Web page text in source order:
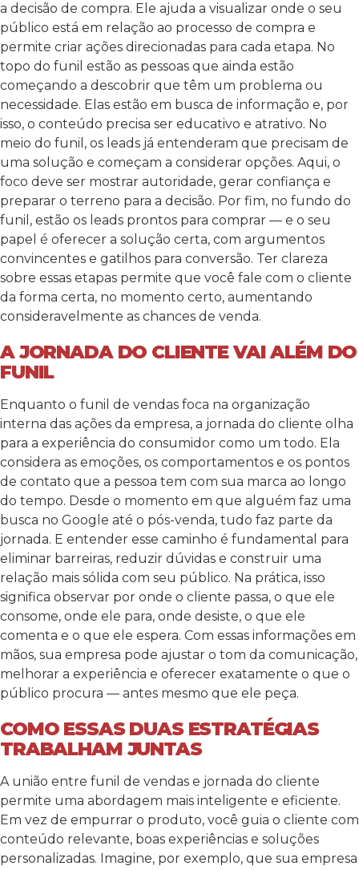
a decisão de compra. Ele ajuda a visualizar onde o seu
público está em relação ao processo de compra e
permite criar ações direcionadas para cada etapa. No
topo do funil estão as pessoas que ainda estão
começando a descobrir que têm um problema ou
necessidade. Elas estão em busca de informação e, por
isso, o conteúdo precisa ser educativo e atrativo. No
meio do funil, os leads já entenderam que precisam de
uma solução e começam a considerar opções. Aqui, o
foco deve ser mostrar autoridade, gerar confiança e
preparar o terreno para a decisão. Por fim, no fundo do
funil, estão os leads prontos para comprar — e o seu
papel é oferecer a solução certa, com argumentos
convincentes e gatilhos para conversão. Ter clareza
sobre essas etapas permite que você fale com o cliente
da forma certa, no momento certo, aumentando
consideravelmente as chances de venda.
A JORNADA DO CLIENTE VAI ALÉM DO
FUNIL
Enquanto o funil de vendas foca na organização
interna das ações da empresa, a jornada do cliente olha
para a experiência do consumidor como um todo. Ela
considera as emoções, os comportamentos e os pontos
de contato que a pessoa tem com sua marca ao longo
do tempo. Desde o momento em que alguém faz uma
busca no Google até o pós-venda, tudo faz parte da
jornada. E entender esse caminho é fundamental para
eliminar barreiras, reduzir dúvidas e construir uma
relação mais sólida com seu público. Na prática, isso
significa observar por onde o cliente passa, o que ele
consome, onde ele para, onde desiste, o que ele
comenta e o que ele espera. Com essas informações em
mãos, sua empresa pode ajustar o tom da comunicação,
melhorar a experiência e oferecer exatamente o que o
público procura — antes mesmo que ele peça.
COMO ESSAS DUAS ESTRATÉGIAS
TRABALHAM JUNTAS
A união entre funil de vendas e jornada do cliente
permite uma abordagem mais inteligente e eficiente.
Em vez de empurrar o produto, você guia o cliente com
conteúdo relevante, boas experiências e soluções
personalizadas. Imagine, por exemplo, que sua empresa